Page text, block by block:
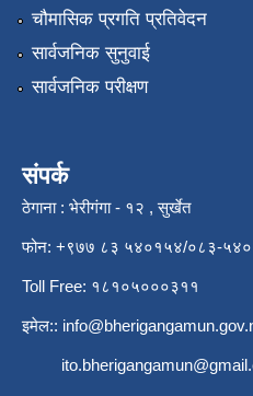
चौमासिक प्रगति प्रतिवेदन
सार्वजनिक सुनुवाई
सार्वजनिक परीक्षण
संपर्क
ठेगाना : भेरीगंगा - १२ , सुर्खेत
फोन: +९७७ ८३ ५४०१५४/०८३-
Toll Free: १८१०५०००३११
इमेल::